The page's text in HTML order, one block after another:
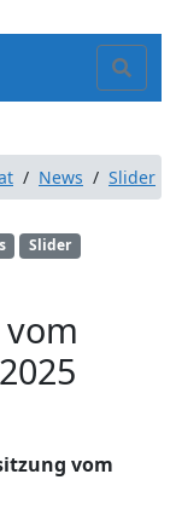
/ News / Slider
Slider
vom